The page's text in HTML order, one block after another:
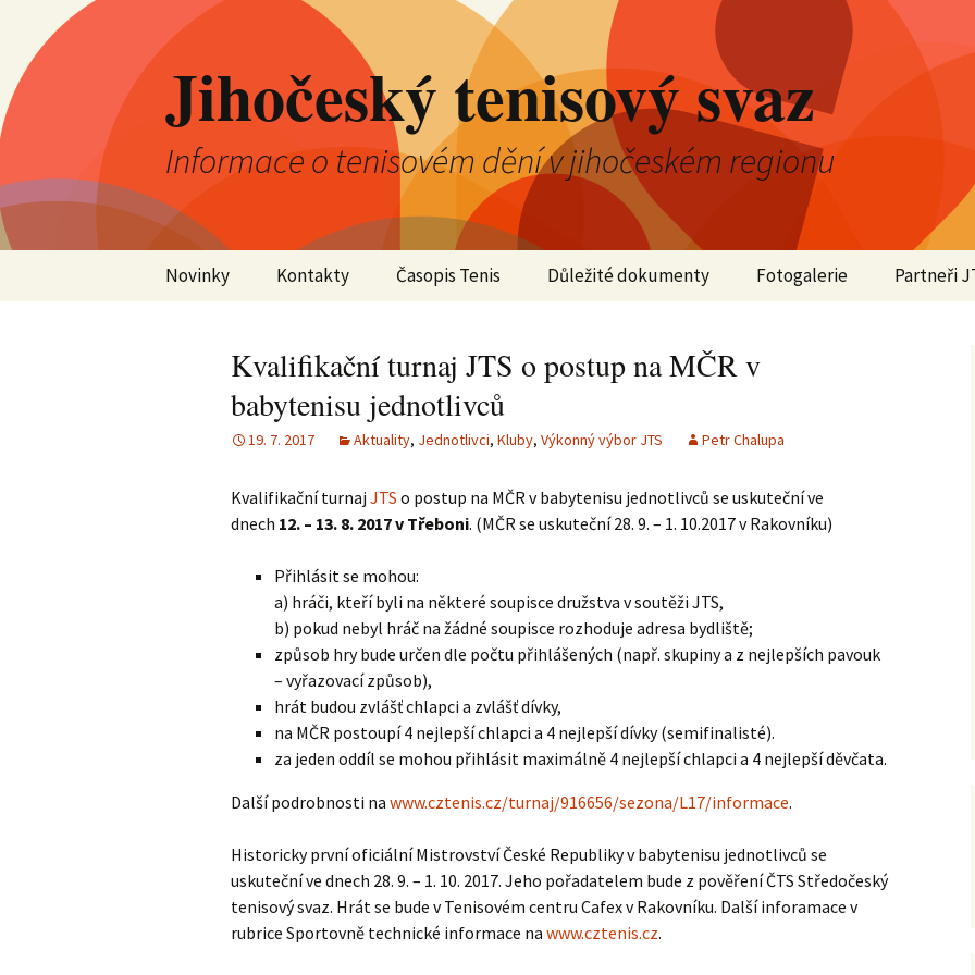
Jihočeský tenisový svaz
Informace o tenisovém dění v jihočeském regionu
Novinky
Jednotlivci
Výkonný výbor JTS
Kontakty
Kontrolní komise JTS
Okresní tenisové
svazy
Adresář klubů JTS
Časopis Tenis Důležité dokumenty Fotogalerie
2023
2021
2017
2014
Partneři
Kvalifikační turnaj JTS o postup na MČR v
babytenisu jednotlivců
19. 7. 2017 Aktuality, Jednotlivci, Kluby, Výkonný výbor JTS Petr Chalupa
Kvalifikační turnaj JTS o postup na MČR v babytenisu jednotlivců se uskuteční ve
dnech 12. – 13. 8. 2017 v Třeboni. (MČR se uskuteční 28. 9. – 1. 10.2017 v Rakovníku)
Přihlásit se mohou:
a) hráči, kteří byli na některé soupisce družstva v soutěži JTS,
b) pokud nebyl hráč na žádné soupisce rozhoduje adresa bydliště;
způsob hry bude určen dle počtu přihlášených (např. skupiny a z nejlepších pavouk
– vyřazovací způsob),
hrát budou zvlášť chlapci a zvlášť dívky,
na MČR postoupí 4 nejlepší chlapci a 4 nejlepší dívky (semifinalisté).
za jeden oddíl se mohou přihlásit maximálně 4 nejlepší chlapci a 4 nejlepší děvčata.
Další podrobnosti na www.cztenis.cz/turnaj/916656/sezona/L17/informace.
Historicky první oficiální Mistrovství České Republiky v babytenisu jednotlivců se
uskuteční ve dnech 28. 9. – 1. 10. 2017. Jeho pořadatelem bude z pověření ČTS Středočeský
tenisový svaz. Hrát se bude v Tenisovém centru Cafex v Rakovníku. Další inforamace v
rubrice Sportovně technické informace na www.cztenis.cz.